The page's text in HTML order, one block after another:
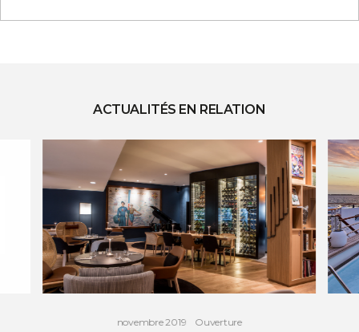
ACTUALITÉS EN RELATION
novembre 2019 Ouverture